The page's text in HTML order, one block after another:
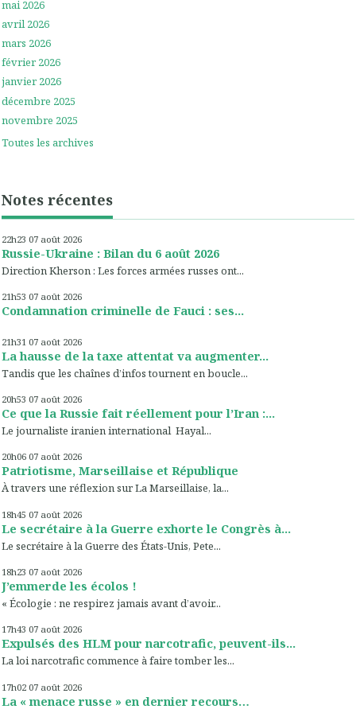
mai 2026
avril 2026
mars 2026
février 2026
janvier 2026
décembre 2025
novembre 2025
Toutes les archives
Notes récentes
22h23 07 août 2026
Russie-Ukraine : Bilan du 6 août 2026
Direction Kherson : Les forces armées russes ont...
21h53 07 août 2026
Condamnation criminelle de Fauci : ses...
21h31 07 août 2026
La hausse de la taxe attentat va augmenter...
Tandis que les chaînes d’infos tournent en boucle...
20h53 07 août 2026
Ce que la Russie fait réellement pour l’Iran :...
Le journaliste iranien international Hayal...
20h06 07 août 2026
Patriotisme, Marseillaise et République
À travers une réflexion sur La Marseillaise, la...
18h45 07 août 2026
Le secrétaire à la Guerre exhorte le Congrès à...
Le secrétaire à la Guerre des États-Unis, Pete...
18h23 07 août 2026
J’emmerde les écolos !
« Écologie : ne respirez jamais avant d’avoir...
17h43 07 août 2026
Expulsés des HLM pour narcotrafic, peuvent-ils...
La loi narcotrafic commence à faire tomber les...
17h02 07 août 2026
La « menace russe » en dernier recours…